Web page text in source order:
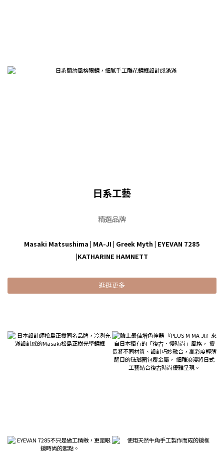
日系工藝
精選品牌
Masaki Matsushima | MA-JI | Greek Myth | EYEVAN 7285
|KATHARINE HAMNETT
逛逛更多